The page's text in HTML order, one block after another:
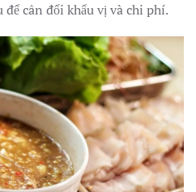
cân đối khẩu vị và chi phí.